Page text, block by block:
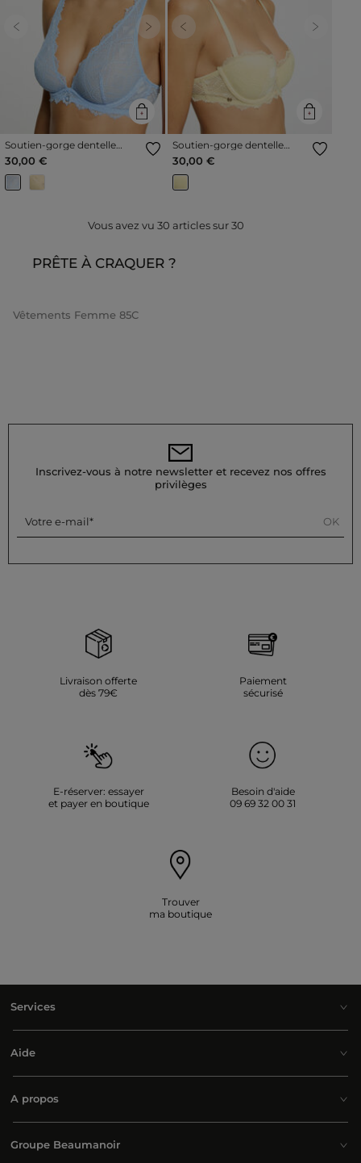
Previous Next
Soutien-gorge dentelle
bretelles fines bleu femme
30,00 €
Previous Next
Soutien-gorge dentelle
bretelles fines jaune femme
30,00 €
Vous avez vu 30 articles sur30
PRÊTE À CRAQUER ?
Vêtements Femme 85C
Inscrivez-vous à notre newsletter et recevez nos offres
privilèges
Votre e-mail OK
Livraison offerte
dès 79€
Paiement
sécurisé
E-réserver: essayer
et payer en boutique
Besoin d'aide
09 69 32 00 31
Trouver
ma boutique
Services
Aide
A propos
Groupe Beaumanoir